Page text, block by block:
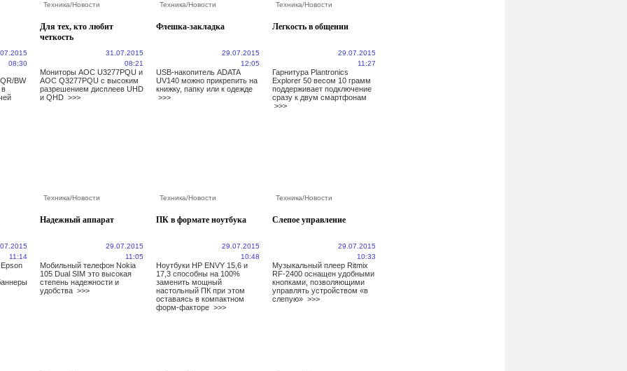
08:30
BW
в
Техника/Новости
Для тех, кто любит
четкость
31.07.2015
08:21
Мониторы AOC U3277PQU и
AOC Q3277PQU с высоким
разрешением дисплеев UHD
и QHD >>>
Техника/Новости
Флешка-закладка
29.07.2015
12:05
USB-накопитель ADATA
UV140 можно прикрепить на
книжку, папку или к одежде
>>>
Техника/Новости
Легкость в общении
29.07.2015
11:27
Гарнитура Plantronics
Explorer 50 весом 10 грамм
поддерживает подключение
сразу к двум смартфонам
>>>
11:14
Техника/Новости
Надежный аппарат
29.07.2015
11:05
Мобильный телефон Nokia
105 Dual SIM это высокая
степень надежности и
удобства >>>
Техника/Новости
ПК в формате ноутбука
29.07.2015
10:48
Ноутбуки HP ENVY 15,6 и
17,3 способны на 100%
заменить мощный
настольный ПК при этом
оставаясь в компактном
форм-факторе >>>
Техника/Новости
Слепое управление
29.07.2015
10:33
Музыкальный плеер Ritmix
RF-2400 оснащен удобными
кнопками, позволяющими
управлять устройством «в
слепую» >>>